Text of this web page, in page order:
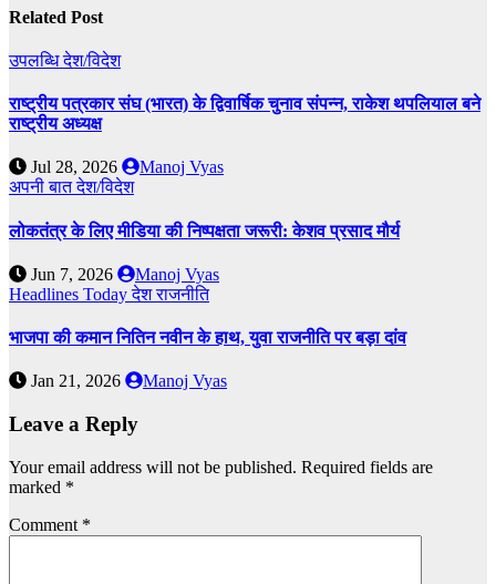
Related Post
उपलब्धिदेश/विदेश
राष्ट्रीय पत्रकार संघ (भारत) के द्विवार्षिक चुनाव संपन्न, राकेश थपलियाल बने
राष्ट्रीय अध्यक्ष
Jul 28, 2026
Manoj Vyas
अपनी बातदेश/विदेश
लोकतंत्र के लिए मीडिया की निष्पक्षता जरूरी: केशव प्रसाद मौर्य
Jun 7, 2026
Manoj Vyas
Headlines Todayदेशराजनीति
भाजपा की कमान नितिन नवीन के हाथ, युवा राजनीति पर बड़ा दांव
Jan 21, 2026 Manoj Vyas
Leave a Reply
Your email address will not be published. Required fields are
marked *
Comment *